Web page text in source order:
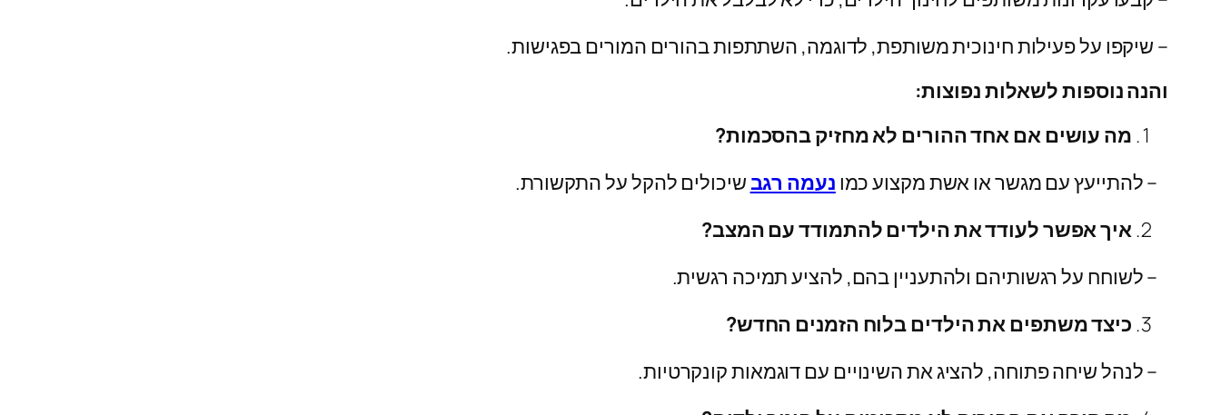
– שיקפו על פעילות חינוכית משותפת, לדוגמה, השתתפות בהורים המורים בפגישות.
והנה נוספות לשאלות נפוצות:
מה עושים אם אחד ההורים לא מחזיק בהסכמות?
– להתייעץ עם מגשר או אשת מקצוע כמו נעמה רגבשיכולים להקל על התקשורת.
איך אפשר לעודד את הילדים להתמודד עם המצב?
– לשוחח על רגשותיהם ולהתעניין בהם, להציע תמיכה רגשית.
כיצד משתפים את הילדים בלוח הזמנים החדש?
– לנהל שיחה פתוחה, להציג את השינויים עם דוגמאות קונקרטיות.